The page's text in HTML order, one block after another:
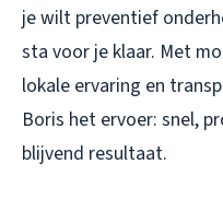
je wilt preventief
sta voor je klaar. Met
lokale ervaring en
Boris het ervoer: snel,
blijvend resultaat.